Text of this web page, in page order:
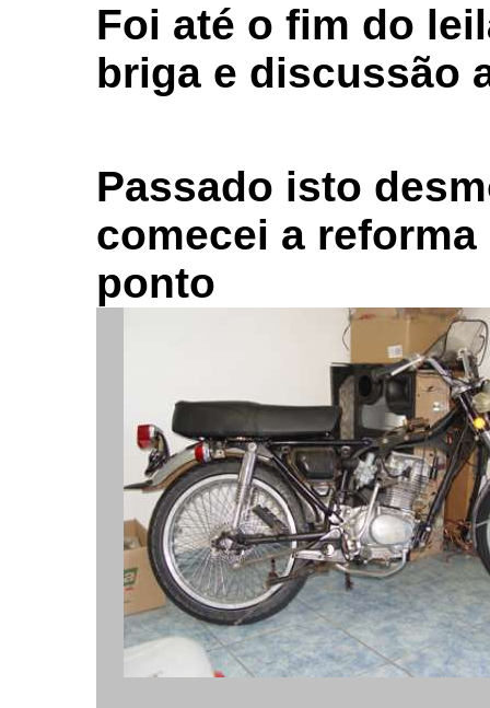
Foi até o fim do
briga e discussão
Passado isto
comecei a
ponto